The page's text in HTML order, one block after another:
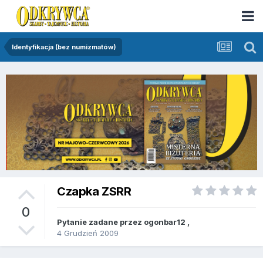
Identyfikacja (bez numizmatów)
0
Czapka ZSRR
Pytanie zadane przez ogonbar12
4 Grudzień 2009